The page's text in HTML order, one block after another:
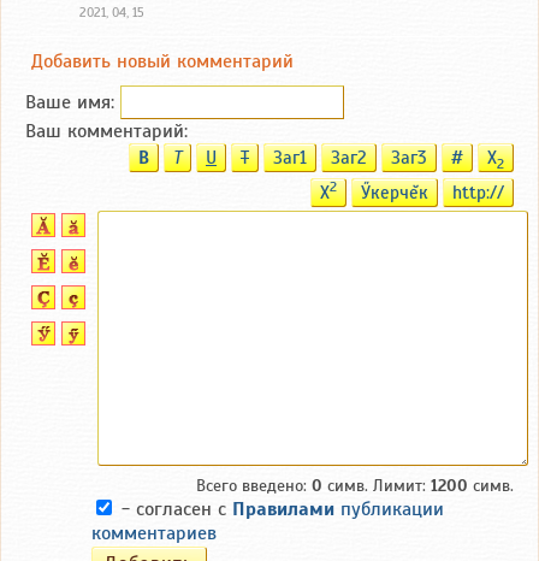
2021, 04, 15
Добавить новый комментарий
Ваше имя:
Ваш комментарий:
B T U T Заг1 Заг2 Заг3 # X2
X2 Ӳкерчĕк http://
Всего введено: 0 симв. Лимит: 1200 симв.
- согласен с Правилами публикации
комментариев